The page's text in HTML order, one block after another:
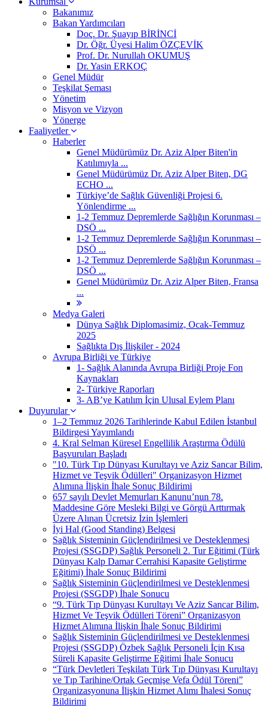
Bakanımız
Bakan Yardımcıları
Doç. Dr. Şuayıp BİRİNCİ
Dr. Öğr. Üyesi Halim ÖZÇEVİK
Prof. Dr. Nurullah OKUMUŞ
Dr. Yasin ERKOÇ
Genel Müdür
Teşkilat Şeması
Yönetim
Misyon ve Vizyon
Yönerge
Faaliyetler
Haberler
Genel Müdürümüz Dr. Aziz Alper Biten'in
Katılımıyla ...
Genel Müdürümüz Dr. Aziz Alper Biten, DG
ECHO ...
Türkiye’de Sağlık Güvenliği Projesi 6.
Yönlendirme ...
1-2 Temmuz Depremlerde Sağlığın Korunması –
DSÖ ...
1-2 Temmuz Depremlerde Sağlığın Korunması –
DSÖ ...
1-2 Temmuz Depremlerde Sağlığın Korunması –
DSÖ ...
Genel Müdürümüz Dr. Aziz Alper Biten, Fransa
...
Medya Galeri
Dünya Sağlık Diplomasimiz, Ocak-Temmuz
2025
Sağlıkta Dış İlişkiler - 2024
Avrupa Birliği ve Türkiye
1- Sağlık Alanında Avrupa Birliği Proje Fon
Kaynakları
2- Türkiye Raporları
3- AB’ye Katılım İçin Ulusal Eylem Planı
Duyurular
1–2 Temmuz 2026 Tarihlerinde Kabul Edilen İstanbul
Bildirgesi Yayımlandı
4. Kral Selman Küresel Engellilik Araştırma Ödülü
Başvuruları Başladı
"10. Türk Tıp Dünyası Kurultayı ve Aziz Sancar Bilim,
Hizmet ve Teşvik Ödülleri" Organizasyon Hizmet
Alımına İlişkin İhale Sonuç Bildirimi
657 sayılı Devlet Memurları Kanunu’nun 78.
Maddesine Göre Mesleki Bilgi ve Görgü Arttırmak
Üzere Alınan Ücretsiz İzin İşlemleri
İyi Hal (Good Standing) Belgesi
Sağlık Sisteminin Güçlendirilmesi ve Desteklenmesi
Projesi (SSGDP) Sağlık Personeli 2. Tur Eğitimi (Türk
Dünyası Kalp Damar Cerrahisi Kapasite Geliştirme
Eğitimi) İhale Sonuç Bildirimi
Sağlık Sisteminin Güçlendirilmesi ve Desteklenmesi
Projesi (SSGDP) İhale Sonucu
“9. Türk Tıp Dünyası Kurultayı Ve Aziz Sancar Bilim,
Hizmet Ve Teşvik Ödülleri Töreni” Organizasyon
Hizmet Alımına İlişkin İhale Sonuç Bildirimi
Sağlık Sisteminin Güçlendirilmesi ve Desteklenmesi
Projesi (SSGDP) Özbek Sağlık Personeli İçin Kısa
Süreli Kapasite Geliştirme Eğitimi İhale Sonucu
“Türk Devletleri Teşkilatı Türk Tıp Dünyası Kurultayı
ve Tıp Tarihine/Ortak Geçmişe Vefa Ödül Töreni”
Organizasyonuna İlişkin Hizmet Alımı İhalesi Sonuç
Bildirimi